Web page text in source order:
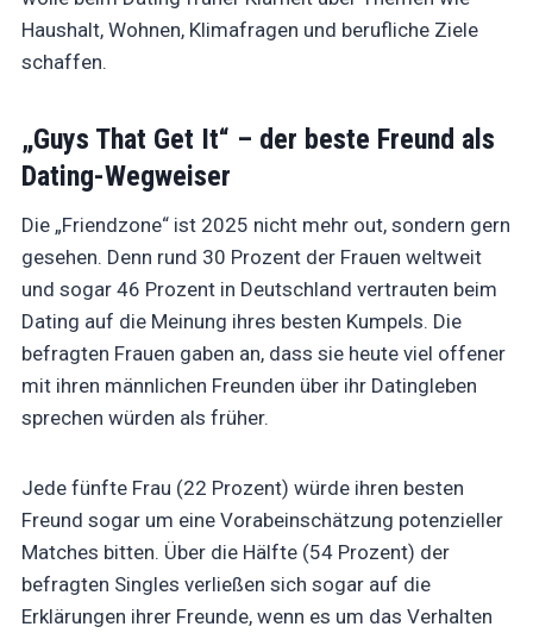
Haushalt, Wohnen, Klimafragen und berufliche Ziele
schaffen.
„Guys That Get It“ – der beste Freund als
Dating-Wegweiser
Die „Friendzone“ ist 2025 nicht mehr out, sondern gern
gesehen. Denn rund 30 Prozent der Frauen weltweit
und sogar 46 Prozent in Deutschland vertrauten beim
Dating auf die Meinung ihres besten Kumpels. Die
befragten Frauen gaben an, dass sie heute viel offener
mit ihren männlichen Freunden über ihr Datingleben
sprechen würden als früher.
Jede fünfte Frau (22 Prozent) würde ihren besten
Freund sogar um eine Vorabeinschätzung potenzieller
Matches bitten. Über die Hälfte (54 Prozent) der
befragten Singles verließen sich sogar auf die
Erklärungen ihrer Freunde, wenn es um das Verhalten